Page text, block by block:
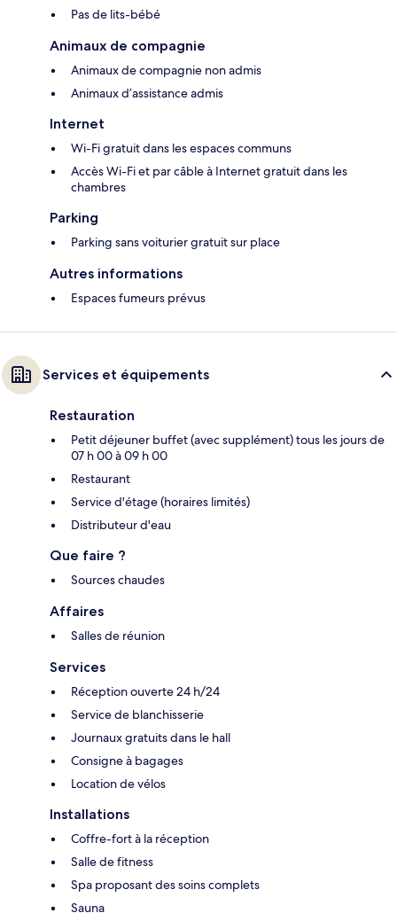
Pas de lits-bébé
Animaux de compagnie
Animaux de compagnie non admis
Animaux d’assistance admis
Internet
Wi-Fi gratuit dans les espaces communs
Accès Wi-Fi et par câble à Internet gratuit dans les
chambres
Parking
Parking sans voiturier gratuit sur place
Autres informations
Espaces fumeurs prévus
Services et équipements
Restauration
Petit déjeuner buffet (avec supplément) tous les jours de
07 h 00 à 09 h 00
Restaurant
Service d'étage (horaires limités)
Distributeur d'eau
Que faire ?
Sources chaudes
Affaires
Salles de réunion
Services
Réception ouverte 24 h/24
Service de blanchisserie
Journaux gratuits dans le hall
Consigne à bagages
Location de vélos
Installations
Coffre-fort à la réception
Salle de fitness
Spa proposant des soins complets
Sauna